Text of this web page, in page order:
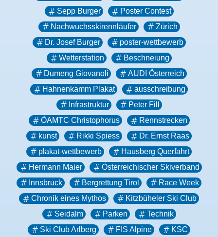
Sepp Burger
Poster Contest
Nachwuchsskirennläufer
Zürich
Dr. Josef Burger
poster-wettbewerb
Wetterstation
Beschneiung
Dumeng Giovanoli
AUDI Österreich
Hahnenkamm Plakat
ausschreibung
Infrastruktur
Peter Fill
ÖAMTC Christophorus
Rennstrecken
kunst
Rikki Spiess
Dr. Ernst Raas
plakat-wettbewerb
Hausberg Querfahrt
Hermann Maier
Österreichischer Skiverband
Innsbruck
Bergrettung Tirol
Race Week
Chronik eines Mythos
Kitzbüheler Ski Club
Seidalm
Parken
Technik
Ski Club Arlberg
FIS Alpine
KSC